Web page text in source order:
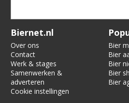
Verification code:
Biernet.nl
Over ons
Contact
Werk & stages
Samenwerken &
adverteren
Cookie instellingen
Bier
Bier
Bier
Bier
Bier